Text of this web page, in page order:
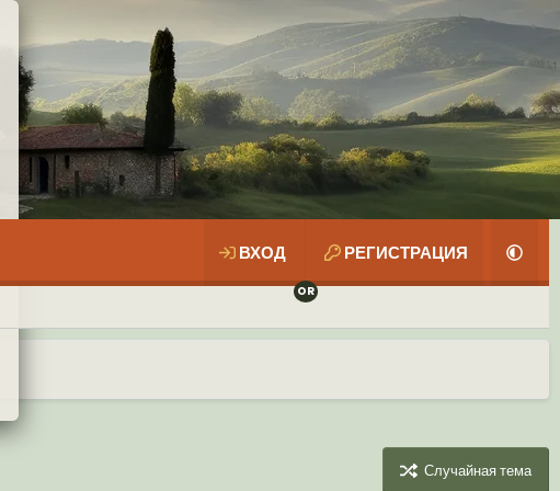
ВХОД РЕГИСТРАЦИЯ
Случайная тема